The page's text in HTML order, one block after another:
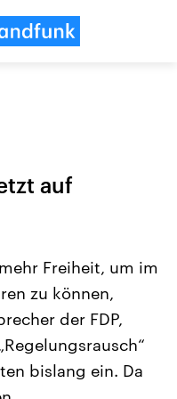
USA
Aktuelle Beiträge,
Hintergründe
Wirtschaftlich und
gehören die Vereinigten
den mächtigsten Ländern
auf
Freiheit, um im
zu können,
der FDP,
bislang ein. Da